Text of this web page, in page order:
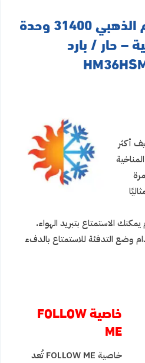
مكيف اسبلت هام الذهبي 31400 وحدة
– حار / بارد
أكثر
الاستمتاع بتبريد الهواء،
وضع التدفئة للاستمتاع بالدفء
خاصية FOLLOW
ME
خاصية FOLLOW ME تُعد